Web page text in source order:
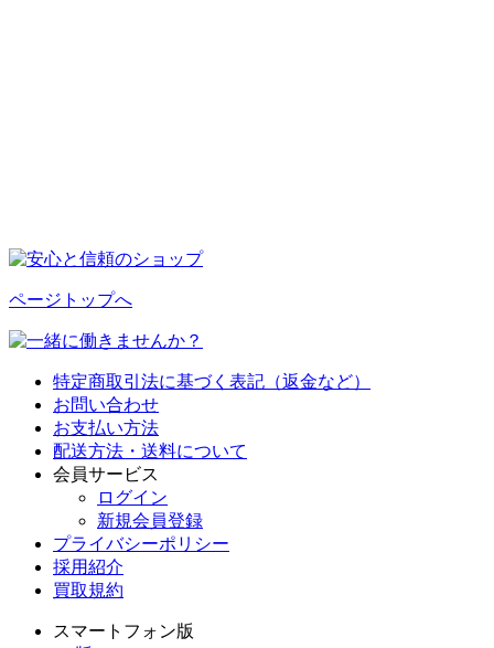
ページトップへ
特定商取引法に基づく表記（返金など）
お問い合わせ
お支払い方法
配送方法・送料について
会員サービス
ログイン
新規会員登録
プライバシーポリシー
採用紹介
買取規約
スマートフォン版